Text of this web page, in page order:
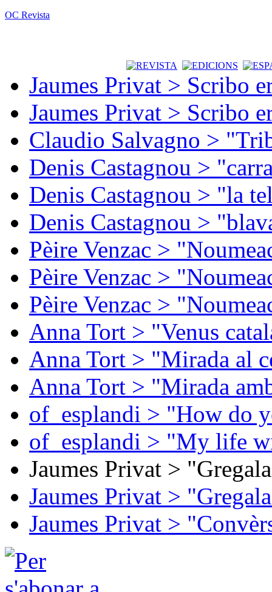
OC Revista
Jaumes Privat > Scribo
Jaumes Privat > Scribo
Claudio Salvagno >
Denis Castagnou >
Denis Castagnou > "la
Denis Castagnou >
Pèire Venzac >
Pèire Venzac >
Pèire Venzac >
Anna Tort > "Venus
Anna Tort > "Mirada al
Anna Tort > "Mirada
of_esplandi > "How do
of_esplandi > "My life
Jaumes Privat >
Jaumes Privat >
Jaumes Privat >